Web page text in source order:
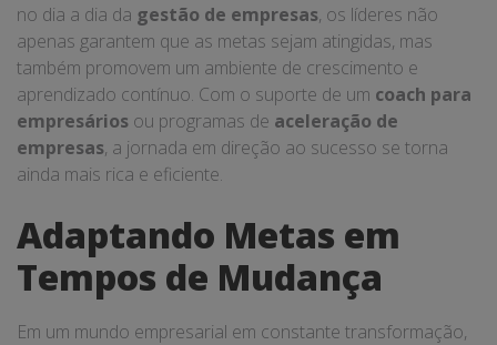
no dia a dia da gestão de empresas, os líderes não
apenas garantem que as metas sejam atingidas, mas
também promovem um ambiente de crescimento e
aprendizado contínuo. Com o suporte de um coach para
empresários ou programas de aceleração de
empresas, a jornada em direção ao sucesso se torna
ainda mais rica e eficiente.
Adaptando Metas em
Tempos de Mudança
Em um mundo empresarial em constante transformação,